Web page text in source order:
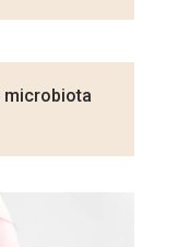
microbiota